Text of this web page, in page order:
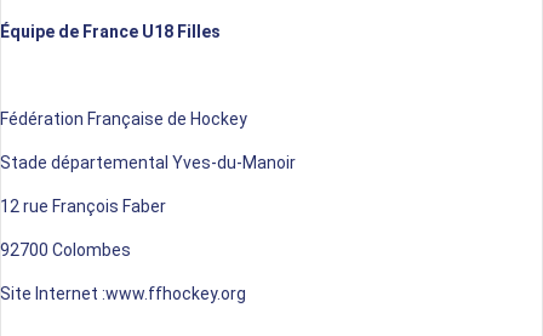
Équipe de France U18 Filles
Fédération Française de Hockey
Stade départemental Yves-du-Manoir
12 rue François Faber
92700 Colombes
Site Internet :www.ffhockey.org